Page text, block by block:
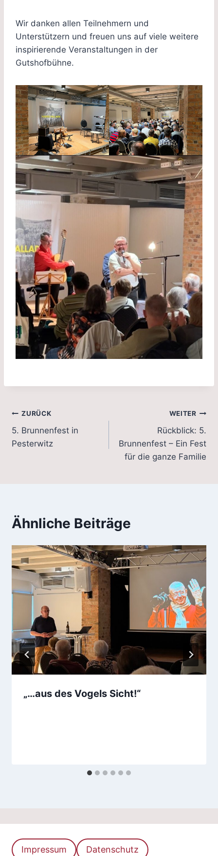
Wir danken allen Teilnehmern und
Unterstützern und freuen uns auf viele weitere
inspirierende Veranstaltungen in der
Gutshofbühne.
Beitragsnavigation
ZURÜCK
5. Brunnenfest in
Pesterwitz
WEITER
Rückblick: 5.
Brunnenfest – Ein Fest
für die ganze Familie
Ähnliche Beiträge
„…aus des Vogels Sicht!“
Impressum Datenschutz